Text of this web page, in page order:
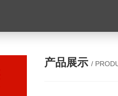
产品展示 /